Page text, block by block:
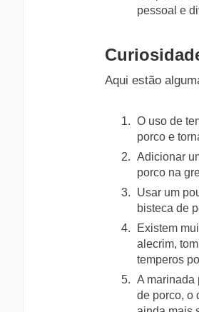
pessoal e
Aqui estão
O uso de
porco e
Adicionar
porco na
Usar um
bisteca de
Existem
alecrim,
temperos
A marinada
de porco, o